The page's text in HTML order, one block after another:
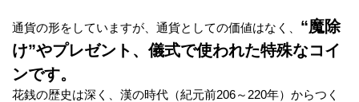
通貨の形をしていますが、通貨としての価値はなく、 “魔除
け”やプレゼント、儀式で使われた特殊なコイ
ンです。
花銭の歴史は深く、漢の時代（紀元前206～220年）からつく